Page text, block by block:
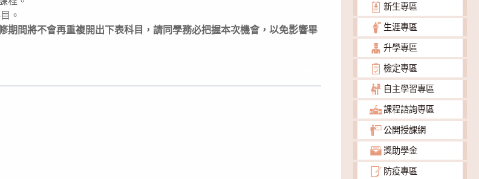
。
間將不會再重複開出下表科目，請同學務必把握本次機會，以免影響畢
新生專區
生涯專區
升學專區
檢定專區
自主學習專區
課程諮詢專區
公開授課網
獎助學金
防疫專區